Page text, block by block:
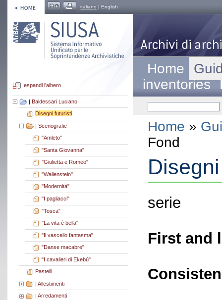
italiano | English
espandi l'albero
| Baldessari Luciano
Disegni futuristi
| Scenografie
"Amleto"
"Santa Giovanna"
"Giulietta e Romeo"
"Wallenstein"
"Modernità"
"I pagliacci"
"Tosca"
"La vita è bella"
"Il vascello fantasma"
"Danse macabre"
"I cavalieri di Ekebù"
Pastelli
| Allestimenti
Arredamenti
Home
inventories
Home »
Fond
serie
First and